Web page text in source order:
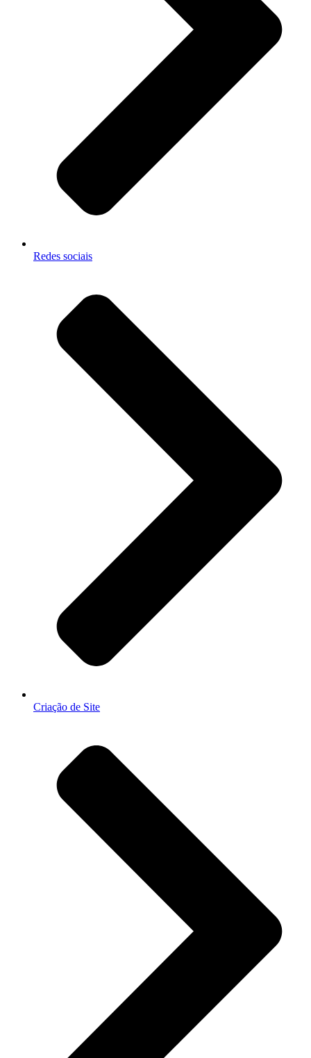
Redes sociais
Criação de Site